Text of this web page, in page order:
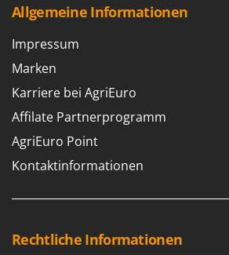
Allgemeine Informationen
Impressum
Marken
Karriere bei AgriEuro
Affilate Partnerprogramm
AgriEuro Point
Kontaktinformationen
Rechtliche Informationen